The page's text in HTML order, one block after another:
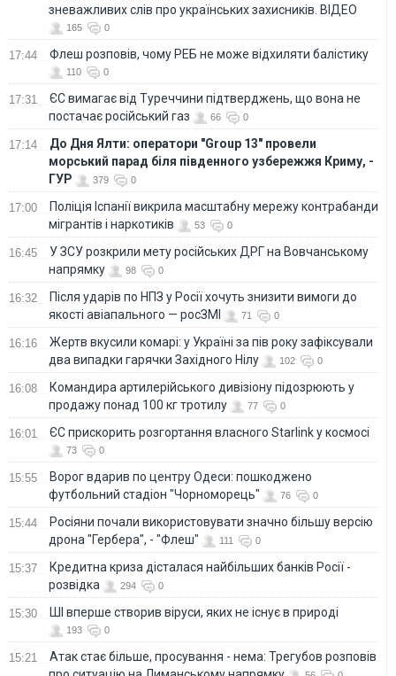
зневажливих слів про українських захисників. ВІДЕО
165 0
17:44 Флеш розповів, чому РЕБ не може відхиляти балістику
110 0
17:31
ЄС вимагає від Туреччини підтверджень, що вона не
постачає російський газ
66 0
17:14
До Дня Ялти: оператори "Group 13" провели
морський парад біля південного узбережжя Криму, -
ГУР
379 0
17:00
Поліція Іспанії викрила масштабну мережу контрабанди
мігрантів і наркотиків
53 0
16:45
У ЗСУ розкрили мету російських ДРГ на Вовчанському
напрямку
98 0
16:32
Після ударів по НПЗ у Росії хочуть знизити вимоги до
якості авіапального — росЗМІ
71 0
16:16
Жертв вкусили комарі: у Україні за пів року зафіксували
два випадки гарячки Західного Нілу
102 0
16:08
Командира артилерійського дивізіону підозрюють у
продажу понад 100 кг тротилу
77 0
16:01 ЄС прискорить розгортання власного Starlink у космосі
73 0
15:55
Ворог вдарив по центру Одеси: пошкоджено
футбольний стадіон "Чорноморець"
76 0
15:44
Росіяни почали використовувати значно більшу версію
дрона "Гербера", - "Флеш"
111 0
15:37
Кредитна криза дісталася найбільших банків Росії -
розвідка
294 0
15:30 ШІ вперше створив віруси, яких не існує в природі
193 0
15:21
Атак стає більше, просування - нема: Трегубов розповів